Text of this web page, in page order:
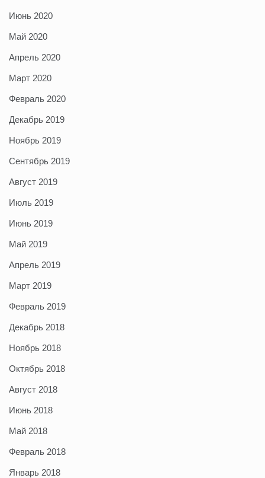
Июнь 2020
Май 2020
Апрель 2020
Март 2020
Февраль 2020
Декабрь 2019
Ноябрь 2019
Сентябрь 2019
Август 2019
Июль 2019
Июнь 2019
Май 2019
Апрель 2019
Март 2019
Февраль 2019
Декабрь 2018
Ноябрь 2018
Октябрь 2018
Август 2018
Июнь 2018
Май 2018
Февраль 2018
Январь 2018